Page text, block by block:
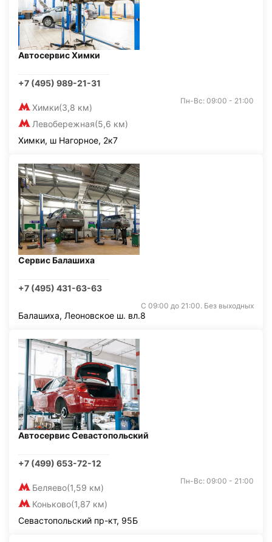
Автосервис Химки
+7 (495) 989-21-31
Химки(3,8 км)
Левобережная(5,6 км)
Пн-Вс: 09:00 - 21:00
Химки, ш Нагорное, 2к7
Сервис Балашиха
+7 (495) 431-63-63
С 09:00 до 21:00. Без выходных
Балашиха, Леоновское ш. вл.8
Автосервис Севастопольский
+7 (499) 653-72-12
Беляево(1,59 км)
Коньково(1,87 км)
Пн-Вс: 09:00 - 21:00
Севастопольский пр-кт, 95Б